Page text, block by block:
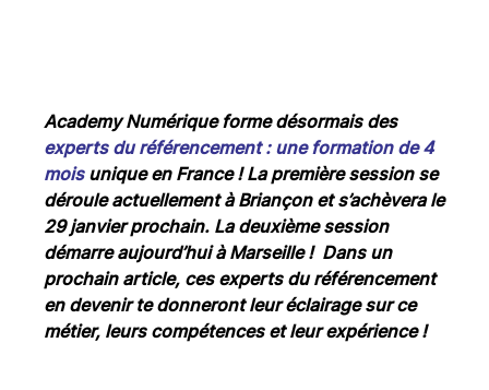
Academy Numérique forme désormais des
experts du référencement : une formation de 4
moisunique en France ! La première session se
déroule actuellement à Briançon et s’achèvera le
29 janvier prochain. La deuxième session
démarre aujourd’hui à Marseille ! Dans un
prochain article, ces experts du référencement
en devenir te donneront leur éclairage sur ce
métier, leurs compétences et leur expérience !